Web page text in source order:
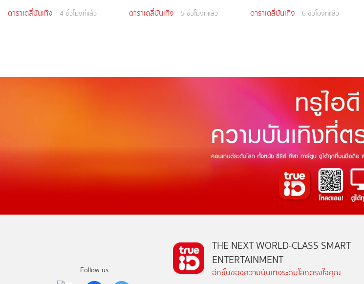
ดาราเดลี่บันเทิง 4 ชั่วโมงที่แล้ว ดาราเดลี่บันเทิง 5 ชั่วโมงที่แล้ว ดาราเดลี่บันเทิง 6 ชั่วโมงที่แล้ว
Follow us
THE NEXT WORLD-CLASS SMART
ENTERTAINMENT
อีกขั้นของความบันเทิงระดับโลกตรงใจคุณ